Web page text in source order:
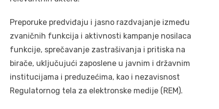
Preporuke predviđaju i jasno razdvajanje između
zvaničnih funkcija i aktivnosti kampanje nosilaca
funkcije, sprečavanje zastrašivanja i pritiska na
birače, uključujući zaposlene u javnim i državnim
institucijama i preduzećima, kao i nezavisnost
Regulatornog tela za elektronske medije (REM).